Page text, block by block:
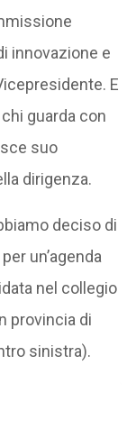
innovazione e
E
guarda con
suo
dirigenza.
deciso di
un’agenda
nel collegio
provincia di
sinistra).